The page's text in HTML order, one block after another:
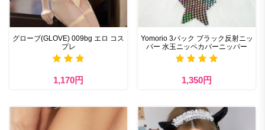
グローブ(GLOVE) 009bg エロ コス
プレ
1,170円
Yomorio 3パック ブラック反射ニッ
パー 水玉ニッペカバーニッパー
1,350円